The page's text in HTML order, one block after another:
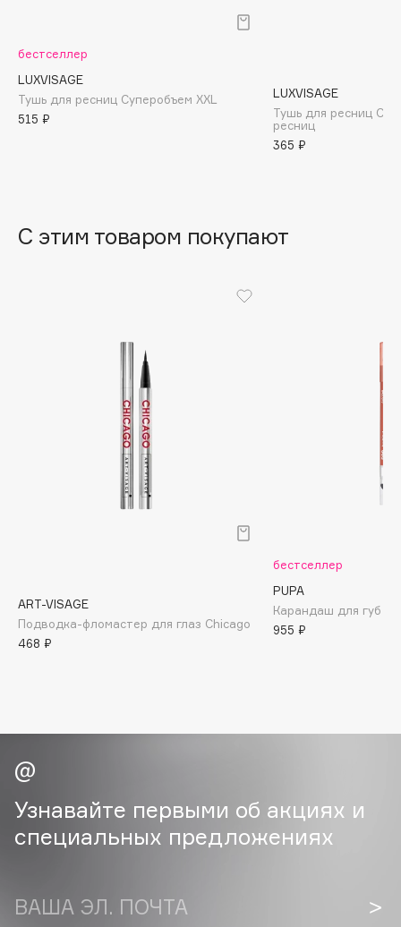
Babor
Baffy
Balmain Hair Couture
ЭКСКЛЮЗИВ
Banderas
Beauty Pati
BORK
Brunello Cucinelli
Byredo
C
Cadence
Carmex
бестселлер
LUXVISAGE
Тушь для ресниц Cуперобъем XXL
515 ₽
LUXVISAGE
Тушь для ресниц
ресниц
365 ₽
С этим товаром покупают
ART-VISAGE
Подводка-фломастер для глаз Chicago
468 ₽
бестселлер
PUPA
Карандаш для губ
955 ₽
Узнавайте первыми об акциях и
специальных предложениях
ВАША ЭЛ. ПОЧТА